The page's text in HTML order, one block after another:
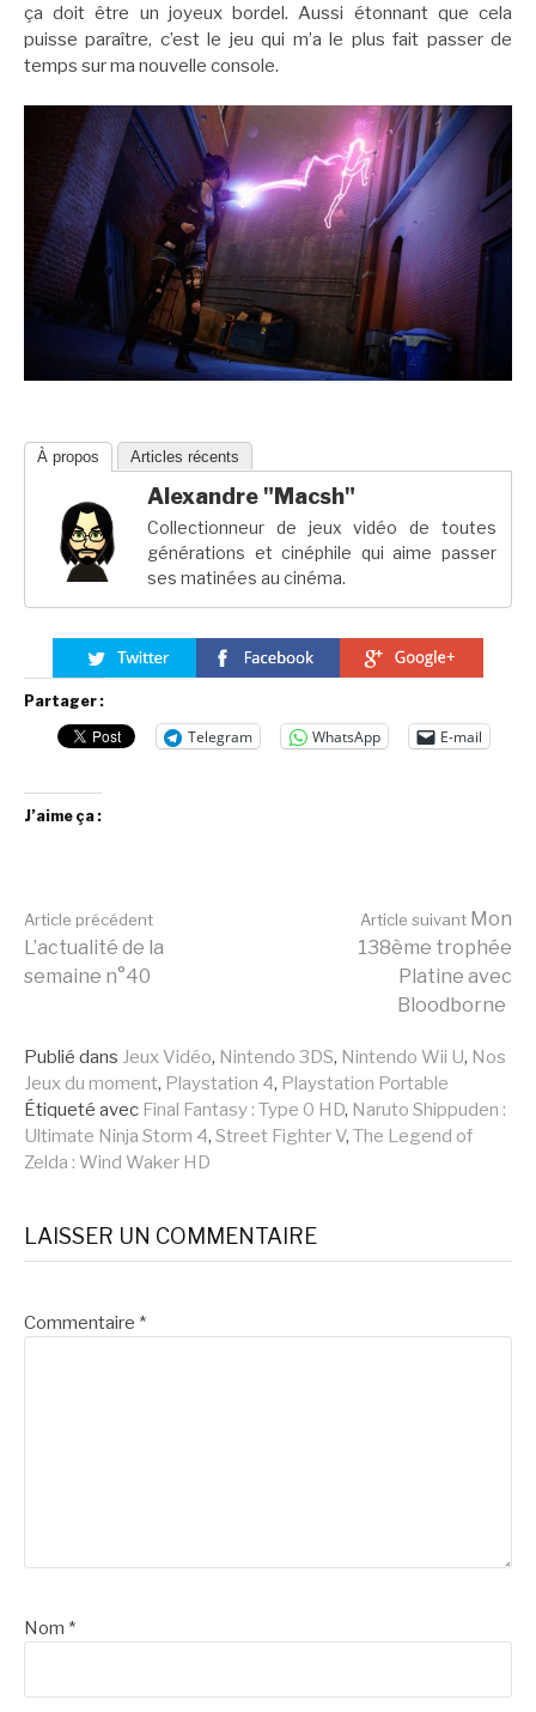
ça doit être un joyeux bordel. Aussi étonnant que cela
puisse paraître, c’est le jeu qui m’a le plus fait passer de
temps sur ma nouvelle console.
À propos Articles récents
Alexandre "Macsh"
Collectionneur de jeux vidéo de toutes
générations et cinéphile qui aime passer
ses matinées au cinéma.
Partager :
Telegram WhatsApp E-mail
J’aime ça :
Lire
suite
Article précédent
L’actualité de la
semaine n°40
Article suivant Mon
138ème trophée
Platine avec
Bloodborne
Publié dans Jeux Vidéo, Nintendo 3DS, Nintendo Wii U, Nos
Jeux du moment, Playstation 4, Playstation Portable
Étiqueté avec Final Fantasy : Type 0 HD, Naruto Shippuden :
Ultimate Ninja Storm 4, Street Fighter V, The Legend of
Zelda : Wind Waker HD
LAISSER UN COMMENTAIRE
Commentaire *
Nom *